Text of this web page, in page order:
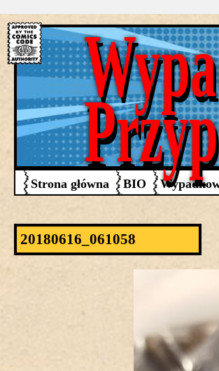
Strona główna BIO
20180616_061058